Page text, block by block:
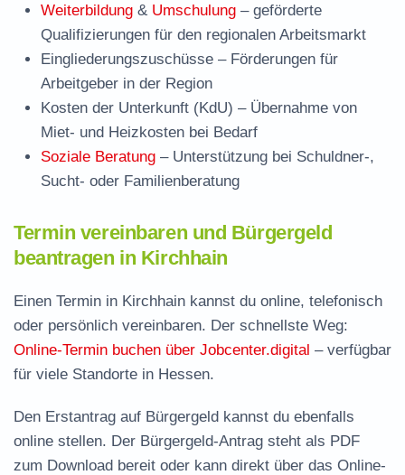
Weiterbildung & Umschulung – geförderte
Qualifizierungen für den regionalen Arbeitsmarkt
Eingliederungszuschüsse – Förderungen für
Arbeitgeber in der Region
Kosten der Unterkunft (KdU) – Übernahme von
Miet- und Heizkosten bei Bedarf
Soziale Beratung – Unterstützung bei Schuldner-,
Sucht- oder Familienberatung
Termin vereinbaren und Bürgergeld
beantragen in Kirchhain
Einen Termin in Kirchhain kannst du online, telefonisch
oder persönlich vereinbaren. Der schnellste Weg:
Online-Termin buchen über Jobcenter.digital – verfügbar
für viele Standorte in Hessen.
Den Erstantrag auf Bürgergeld kannst du ebenfalls
online stellen. Der Bürgergeld-Antrag steht als PDF
zum Download bereit oder kann direkt über das Online-